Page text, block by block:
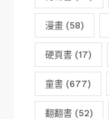
漫畫 (58)
硬頁書 (17)
童書 (677)
翻翻書 (52)